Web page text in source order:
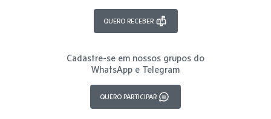
QUERO RECEBER
Cadastre-se em nossos grupos do
WhatsApp e Telegram
QUERO PARTICIPAR